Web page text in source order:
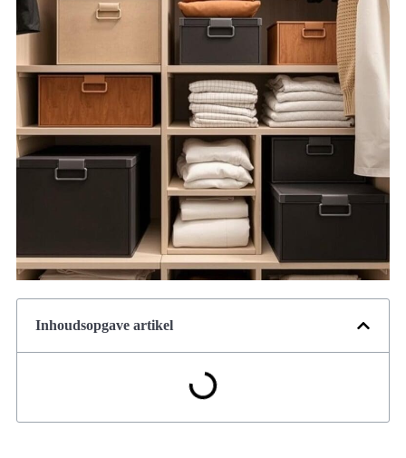
Inhoudsopgave artikel